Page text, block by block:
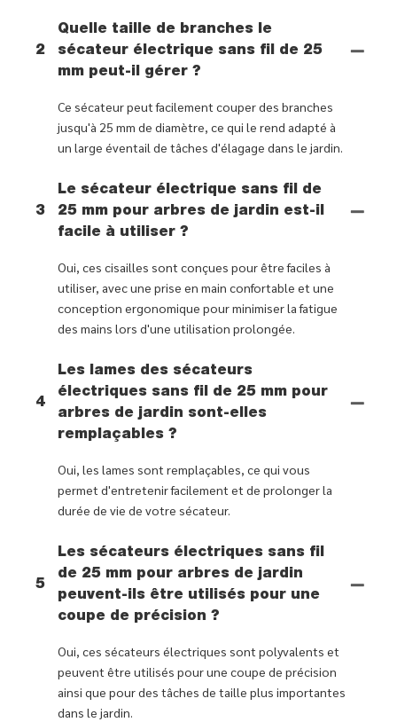
2
Quelle taille de branches le
sécateur électrique sans fil de 25
mm peut-il gérer ?
Ce sécateur peut facilement couper des branches
jusqu'à 25 mm de diamètre, ce qui le rend adapté à
un large éventail de tâches d'élagage dans le jardin.
3
Le sécateur électrique sans fil de
25 mm pour arbres de jardin est-il
facile à utiliser ?
Oui, ces cisailles sont conçues pour être faciles à
utiliser, avec une prise en main confortable et une
conception ergonomique pour minimiser la fatigue
des mains lors d'une utilisation prolongée.
4
Les lames des sécateurs
électriques sans fil de 25 mm pour
arbres de jardin sont-elles
remplaçables ?
Oui, les lames sont remplaçables, ce qui vous
permet d'entretenir facilement et de prolonger la
durée de vie de votre sécateur.
5
Les sécateurs électriques sans fil
de 25 mm pour arbres de jardin
peuvent-ils être utilisés pour une
coupe de précision ?
Oui, ces sécateurs électriques sont polyvalents et
peuvent être utilisés pour une coupe de précision
ainsi que pour des tâches de taille plus importantes
dans le jardin.